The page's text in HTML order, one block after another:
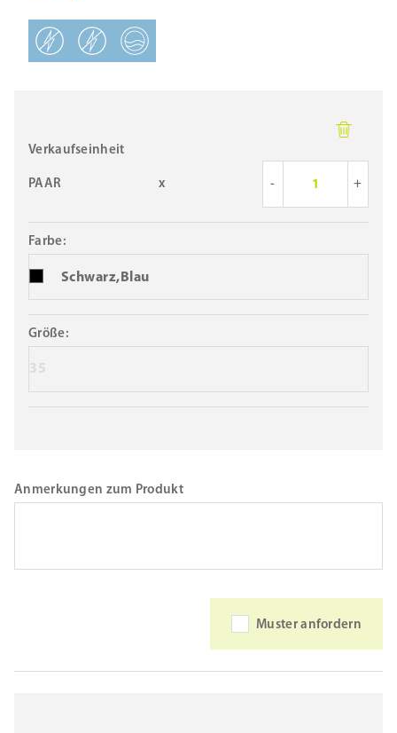
Verkaufseinheit
PAAR x - +
Schwarz,Blau
Farbe:
Größe:
Anmerkungen zum Produkt
Muster anfordern